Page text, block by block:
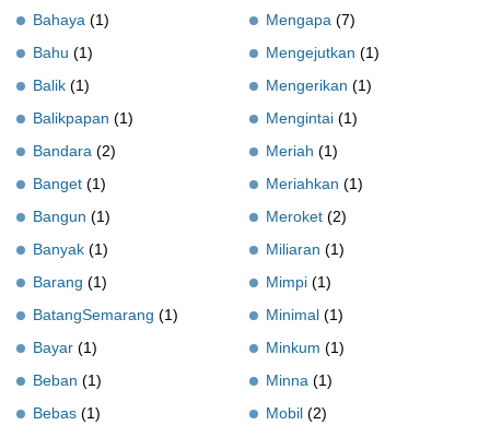
Bahaya (1)
Bahu (1)
Balik (1)
Balikpapan (1)
Bandara (2)
Banget (1)
Bangun (1)
Banyak (1)
Barang (1)
BatangSemarang (1)
Bayar (1)
Beban (1)
Bebas (1)
Mengapa (7)
Mengejutkan (1)
Mengerikan (1)
Mengintai (1)
Meriah (1)
Meriahkan (1)
Meroket (2)
Miliaran (1)
Mimpi (1)
Minimal (1)
Minkum (1)
Minna (1)
Mobil (2)